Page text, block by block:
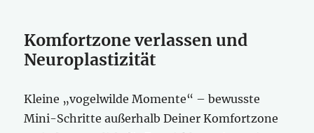
Komfortzone verlassen und
Neuroplastizität
Kleine „vogelwilde Momente“ – bewusste
Mini-Schritte außerhalb Deiner Komfortzone